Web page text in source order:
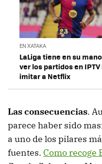
EN XATAKA
LaLiga tiene en su
ver los partidos en
imitar a Netflix
Las consecuencias.
parece haber sido
a uno de los pilares
fuentes. Como recoge